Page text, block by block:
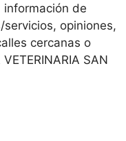
información de
opiniones,
cercanas o
SAN